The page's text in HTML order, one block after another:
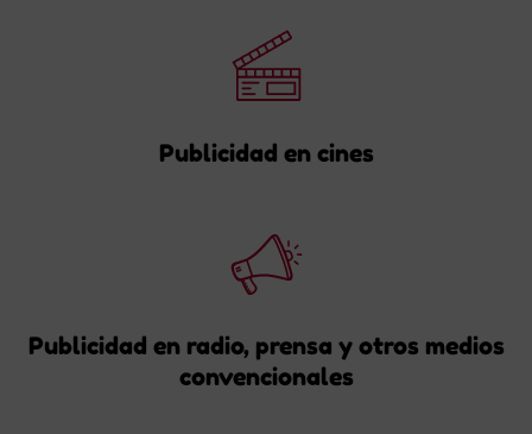
Publicidad en cines
Publicidad en radio, prensa y otros medios
convencionales